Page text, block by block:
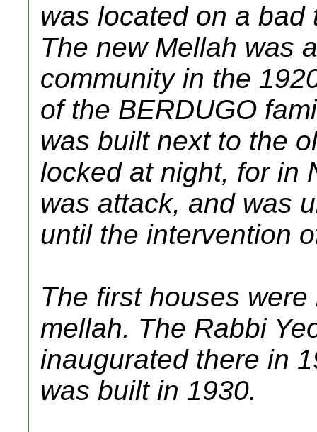
was located on a
The new Mellah was
community in the
of the BERDUGO
was built next to the
locked at night, for in
was attack, and was
until the intervention
The first houses
mellah. The Rabbi
inaugurated there in
was built in 1930.